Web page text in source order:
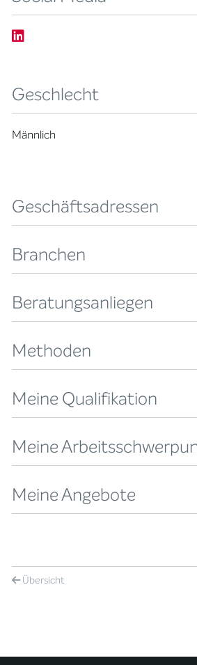
Geschlecht
Männlich
Geschäftsadressen
Branchen
Beratungsanliegen
Methoden
Meine Qualifikation
Meine
Meine Angebote
Übersicht